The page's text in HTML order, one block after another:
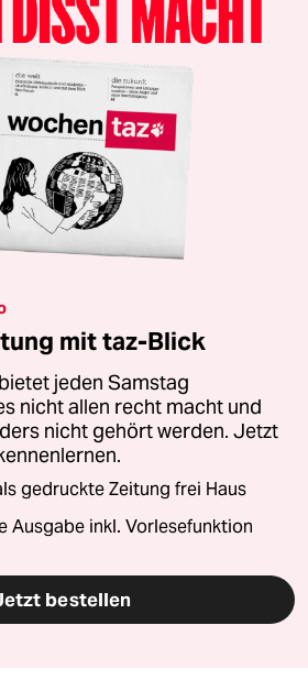
mit taz-Blick
jeden Samstag
nicht allen recht macht und
nicht gehört werden. Jetzt
gedruckte Zeitung frei Haus
Ausgabe inkl. Vorlesefunktion
bestellen